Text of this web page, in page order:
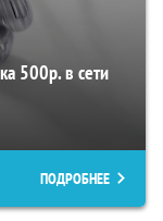
500р. в сети
ПОДРОБНЕЕ